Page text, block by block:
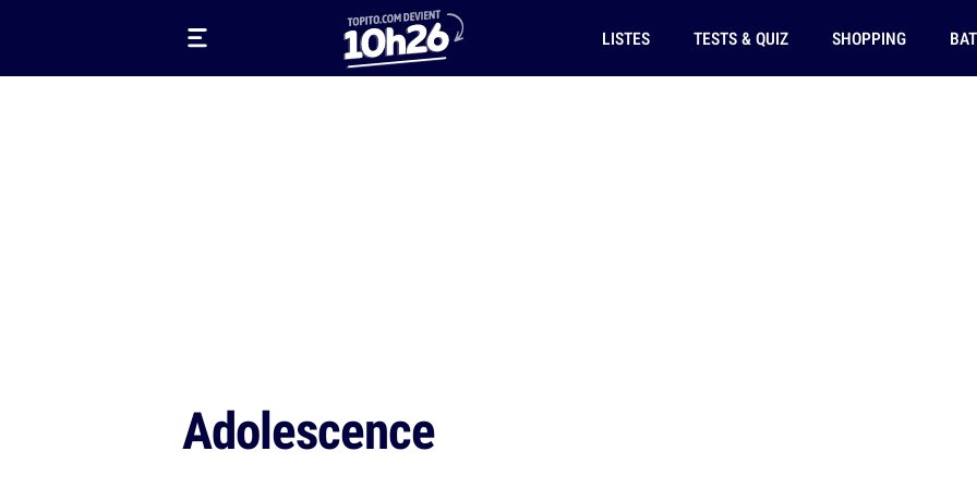
LISTES TESTS & QUIZ SHOPPING
Adolescence